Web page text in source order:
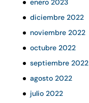
enero 2023
diciembre 2022
noviembre 2022
octubre 2022
septiembre 2022
agosto 2022
julio 2022